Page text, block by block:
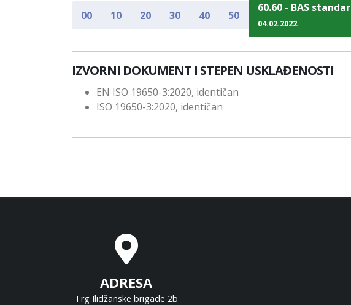
00 10 20 30 40 50
60.60 - BAS
04.02.2022
IZVORNI DOKUMENT I STEPEN USKLAĐENOSTI
EN ISO 19650-3:2020, identičan
ISO 19650-3:2020, identičan
ADRESA
Trg Ilidžanske brigade 2b